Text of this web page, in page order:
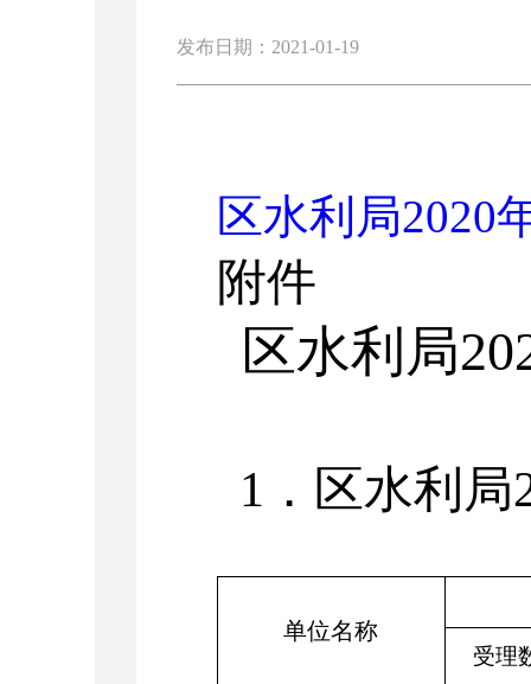
发布日期：2021-01-19
区水利局2020
附件
区水利局
1 ．区水利局
单位名称
受理